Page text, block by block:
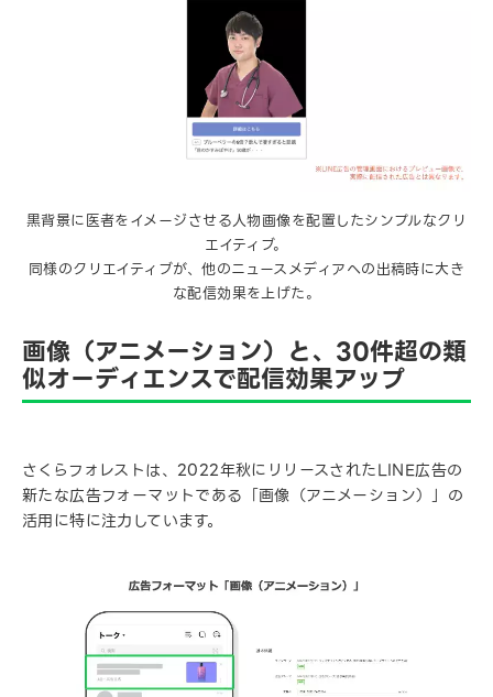
黒背景に医者をイメージさせる人物画像を配置したシンプルなクリ
エイティブ。
同様のクリエイティブが、他のニュースメディアへの出稿時に大き
な配信効果を上げた。
画像（アニメーション）と、30件超の類
似オーディエンスで配信効果アップ
さくらフォレストは、2022年秋にリリースされたLINE広告の
新たな広告フォーマットである「画像（アニメーション）」の
活用に特に注力しています。